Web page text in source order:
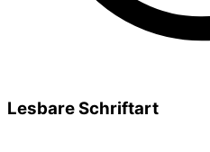
Lesbare Schriftart